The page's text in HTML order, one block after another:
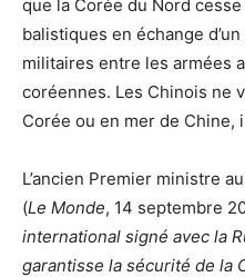
que la Corée du Nord
balistiques en échange
militaires entre les armées
coréennes. Les Chinois ne
Corée ou en mer de Chine,
L’ancien Premier ministre
(Le Monde, 14 septembre
international signé avec la
garantisse la sécurité de la